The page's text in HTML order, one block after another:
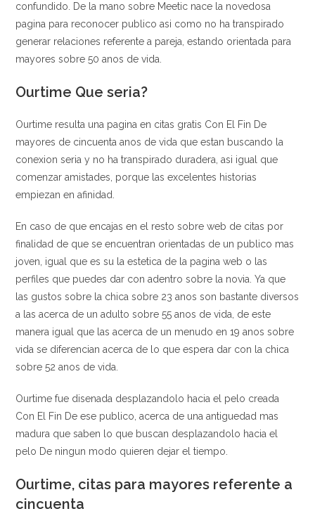
confundido. De la mano sobre Meetic nace la novedosa
pagina para reconocer publico asi­ como no ha transpirado
generar relaciones referente a pareja, estando orientada para
mayores sobre 50 anos de vida.
Ourtime Que seri­a?
Ourtime resulta una pagina en citas gratis Con El Fin De
mayores de cincuenta anos de vida que estan buscando la
conexion seria y no ha transpirado duradera, asi igual que
comenzar amistades, porque las excelentes historias
empiezan en afinidad.
En caso de que encajas en el resto sobre web de citas por
finalidad de que se encuentran orientadas de un publico mas
joven, igual que es su la estetica de la pagina web o las
perfiles que puedes dar con adentro sobre la novia. Ya que
las gustos sobre la chica sobre 23 anos son bastante diversos
a las acerca de un adulto sobre 55 anos de vida, de este
manera igual que las acerca de un menudo en 19 anos sobre
vida se diferencian acerca de lo que espera dar con la chica
sobre 52 anos de vida.
Ourtime fue disenada desplazandolo hacia el pelo creada
Con El Fin De ese publico, acerca de una antiguedad mas
madura que saben lo que buscan desplazandolo hacia el
pelo De ningun modo quieren dejar el tiempo.
Ourtime, citas para mayores referente a
cincuenta